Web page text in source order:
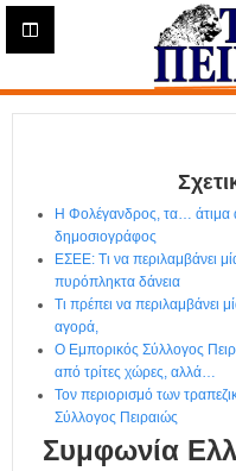
Η
ε
ρ
Η Φολέγανδρος, τα… άτιμα
δημοσιογράφος
ΕΣΕΕ: Τι να περιλαμβάνει
πυρόπληκτα δάνεια
Τι πρέπει να περιλαμβάνει
αγορά,
Ο Εμπορικός Σύλλογος
από τρίτες χώρες, αλλά…
Τον περιορισμό των
Σύλλογος Πειραιώς
Συμφωνία